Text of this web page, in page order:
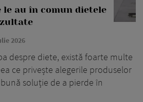
le au în comun dietele
2026
despre diete, există foarte multe
ce privește alegerile produselor
soluție de a pierde în